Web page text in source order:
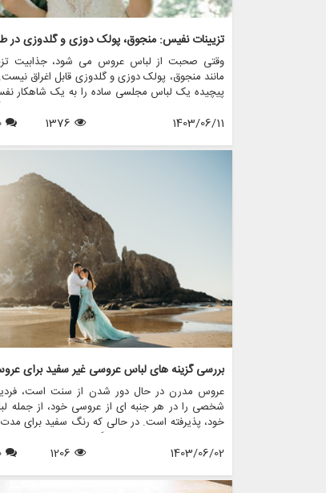
وقتی صحبت از لباس عروس می شود، جذابیت
مانند منجوق، پولک دوزی و گلدوزی قابل اغراق
پیچیده یک لباس مجلسی ساده را به یک شاهکار
می کند که شخصیت و استایل عروس را در بر می
مقاله، دنیای فریبنده تزیینات در طراحی لباس
مزون چرخچی در مد لباس عروس را برجسته می کنیم.
1403/06/11
1376
بررسی گزینه های لباس عروسی غیر سفید برای
عروس مدرن در حال دور شدن از سنت است،
شخصی را در هر جنبه ای از عروسی خود، از جمله
خود، پذیرفته است. در حالی که رنگ سفید برای مدت
لباس عروس مورد توجه قرار گرفته است، عروس های
لباس عروسی غیر سفید انتخاب می کنند که
گزینه های مختلف لباس عروس غیرسفید را بررسی
1403/06/02
1206